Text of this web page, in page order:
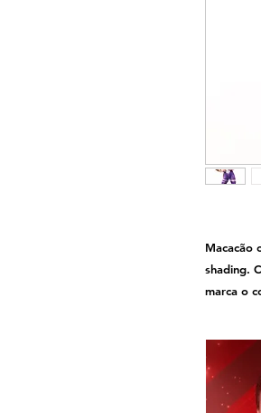
Macacão
shading.
marca o
Tecido:
vivas e